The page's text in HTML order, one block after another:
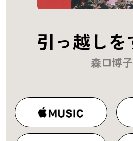
引っ越しを
森口博子